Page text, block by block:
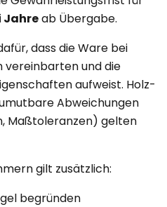
Jahreab Übergabe.
dass die Ware bei
vereinbarten und die
aufweist. Holz-
Abweichungen
Maßtoleranzen) gelten
gilt zusätzlich:
begründen